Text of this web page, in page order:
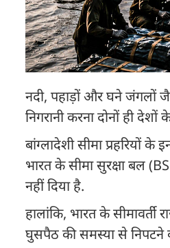
नदी, पहाड़ों और घने जंगलों
निगरानी करना दोनों ही
बांग्लादेशी सीमा प्रहरियों
भारत के सीमा सुरक्षा बल
नहीं दिया है.
हालांकि, भारत के सीमावर्ती
घुसपैठ की समस्या से निपटने